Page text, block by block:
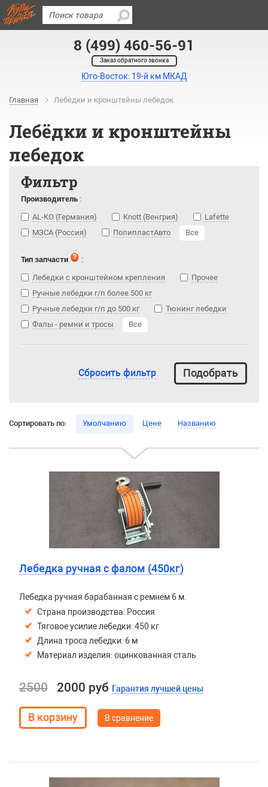
8 (499) 460-56-91
Заказ обратного звонка
Юго-Восток: 19-й км МКАД
Главная Лебёдки и кронштейны лебедок
Лебёдки и кронштейны
лебедок
Фильтр
Производитель :
AL-KO (Германия)
Knott (Венгрия)
Lafette
МЗСА (Россия)
ПолипластАвто Все
Тип запчасти
:
Лебедки с кронштейном крепления
Прочее
Ручные лебедки г/п более 500 кг
Ручные лебедки г/п до 500 кг
Тюнинг лебедки
Фалы - ремни и тросы
Все
Сбросить фильтр
Сортировать по: Умолчанию Цене Названию
Лебедка ручная с фалом (450кг)
Лебедка ручная барабанная с ремнем 6 м.
Страна производства: Россия
Тяговое усилие лебедки: 450 кг
Длина троса лебедки: 6 м
Материал изделия: оцинкованная сталь
2500 2000 руб Гарантия лучшей цены
В сравнение